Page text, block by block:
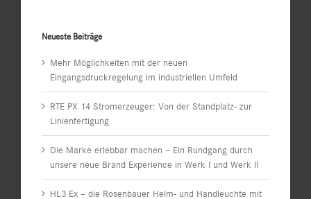
Neueste Beiträge
Mehr Möglichkeiten mit der neuen
Eingangsdruckregelung im industriellen Umfeld
RTE PX 14 Stromerzeuger: Von der Standplatz- zur
Linienfertigung
Die Marke erlebbar machen – Ein Rundgang durch
unsere neue Brand Experience in Werk I und Werk II
HL3 Ex – die Rosenbauer Helm- und Handleuchte mit